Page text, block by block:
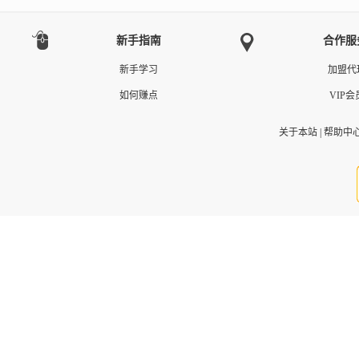
新手指南
新手学习
如何赚点
合作服
加盟代
VIP会
关于本站| 帮助中